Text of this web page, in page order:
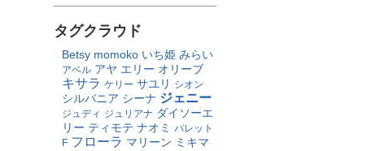
タグクラウド
Betsy momoko いち姫 みらい
アベル アヤ エリー オリーブ
キサラ ケリー サユリ シオン
シルバニア シーナ ジェニー
ジュディ ジュリアナ ダイソーエ
リー ティモテ ナオミ パレット
F フローラ マリーン ミキマ